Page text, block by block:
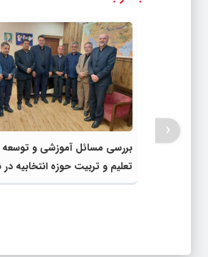
بررسی مسائل آموزشی و
تعلیم و تربیت حوزه انتخابیه
مشترک عضو کمیسیون آموزش
‹